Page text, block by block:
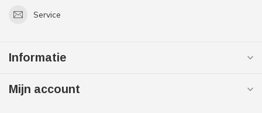
Service
Informatie
Mijn account